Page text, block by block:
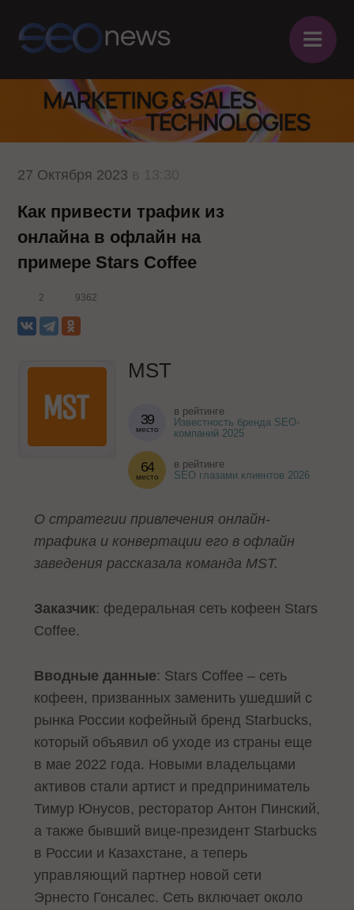
≡
27 Октября 2023
Как привести трафик из
онлайна в офлайн на
примере Stars Coffee
2 9362
MST
39
место
в рейтинге
Известность бренда SEO-
компаний 2025
64
место
в рейтинге
SEO глазами клиентов 2026
О стратегии привлечения онлайн-
трафика и конвертации его в офлайн
заведения рассказала команда MST.
Заказчик: федеральная сеть кофеен Stars
Coffee.
Вводные данные: Stars Coffee – сеть
кофеен, призванных заменить ушедший с
рынка России кофейный бренд Starbucks,
который объявил об уходе из страны еще
в мае 2022 года. Новыми владельцами
активов стали артист и предприниматель
Тимур Юнусов, ресторатор Антон Пинский,
а также бывший вице-президент Starbucks
в России и Казахстане, а теперь
управляющий партнер новой сети
Эрнесто Гонсалес. Сеть включает около